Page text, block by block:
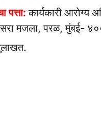
पत्ता: कार्यकारी आरोग्य
मजला, परळ, मुंबई-